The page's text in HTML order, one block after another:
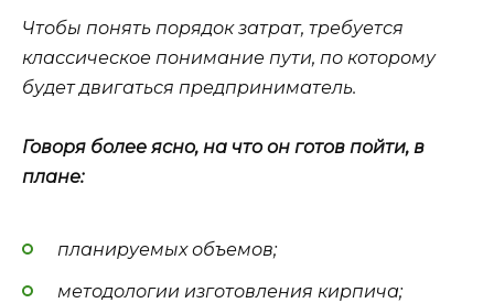
Чтобы понять порядок затрат, требуется
классическое понимание пути, по которому
будет двигаться предприниматель.
Говоря более ясно, на что он готов пойти, в
плане:
планируемых объемов;
методологии изготовления кирпича;